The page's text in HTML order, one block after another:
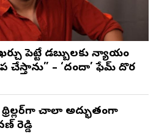
పెట్టే డబ్బులకు న్యాయం
చేస్తాను” – ‘దందా’ ఫేమ్ దొర
థ్రిల్లర్‌గా చాలా అద్భుతంగా
రెడ్డి